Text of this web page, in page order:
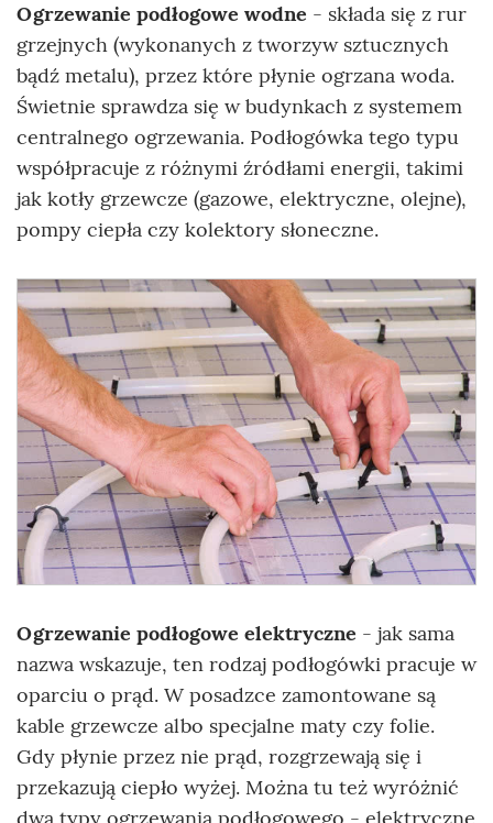
Ogrzewanie podłogowe wodne - składa się z rur
grzejnych (wykonanych z tworzyw sztucznych
bądź metalu), przez które płynie ogrzana woda.
Świetnie sprawdza się w budynkach z systemem
centralnego ogrzewania. Podłogówka tego typu
współpracuje z różnymi źródłami energii, takimi
jak kotły grzewcze (gazowe, elektryczne, olejne),
pompy ciepła czy kolektory słoneczne.
Ogrzewanie podłogowe elektryczne - jak sama
nazwa wskazuje, ten rodzaj podłogówki pracuje w
oparciu o prąd. W posadzce zamontowane są
kable grzewcze albo specjalne maty czy folie.
Gdy płynie przez nie prąd, rozgrzewają się i
przekazują ciepło wyżej. Można tu też wyróżnić
dwa typy ogrzewania podłogowego - elektryczne